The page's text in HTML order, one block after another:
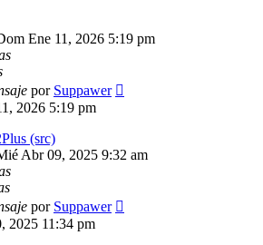
Ene 11, 2026 5:19 pm
por Suppawer
2026 5:19 pm
(src)
Abr 09, 2025 9:32 am
por Suppawer
2025 11:34 pm